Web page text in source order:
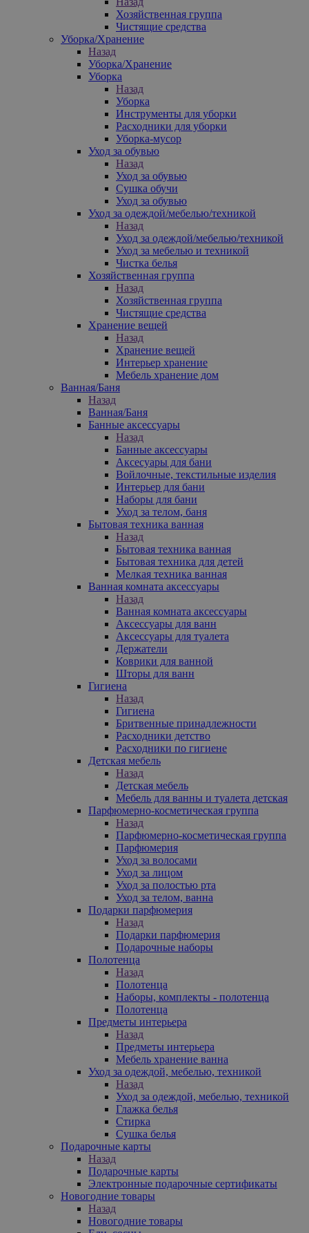
Хозяйственная группа
Чистящие средства
Уборка/Хранение
Назад
Уборка/Хранение
Уборка
Назад
Уборка
Инструменты для уборки
Расходники для уборки
Уборка-мусор
Уход за обувью
Назад
Уход за обувью
Сушка обучи
Уход за обувью
Уход за одеждой/мебелью/техникой
Назад
Уход за одеждой/мебелью/техникой
Уход за мебелью и техникой
Чистка белья
Хозяйственная группа
Назад
Хозяйственная группа
Чистящие средства
Хранение вещей
Назад
Хранение вещей
Интерьер хранение
Мебель хранение дом
Ванная/Баня
Назад
Ванная/Баня
Банные аксессуары
Назад
Банные аксессуары
Аксесуары для бани
Войлочные, текстильные изделия
Интерьер для бани
Наборы для бани
Уход за телом, баня
Бытовая техника ванная
Назад
Бытовая техника ванная
Бытовая техника для детей
Мелкая техника ванная
Ванная комната аксессуары
Назад
Ванная комната аксессуары
Аксессуары для ванн
Аксессуары для туалета
Держатели
Коврики для ванной
Шторы для ванн
Гигиена
Назад
Гигиена
Бритвенные принадлежности
Расходники детство
Расходники по гигиене
Детская мебель
Назад
Детская мебель
Мебель для ванны и туалета детская
Парфюмерно-косметическая группа
Назад
Парфюмерно-косметическая группа
Парфюмерия
Уход за волосами
Уход за лицом
Уход за полостью рта
Уход за телом, ванна
Подарки парфюмерия
Назад
Подарки парфюмерия
Подарочные наборы
Полотенца
Назад
Полотенца
Наборы, комплекты - полотенца
Полотенца
Предметы интерьера
Назад
Предметы интерьера
Мебель хранение ванна
Уход за одеждой, мебелью, техникой
Назад
Уход за одеждой, мебелью, техникой
Глажка белья
Стирка
Сушка белья
Подарочные карты
Назад
Подарочные карты
Электронные подарочные сертификаты
Новогодние товары
Назад
Новогодние товары